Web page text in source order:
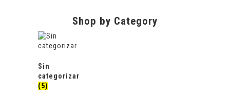
Shop by Category
Sin
categorizar
(5)